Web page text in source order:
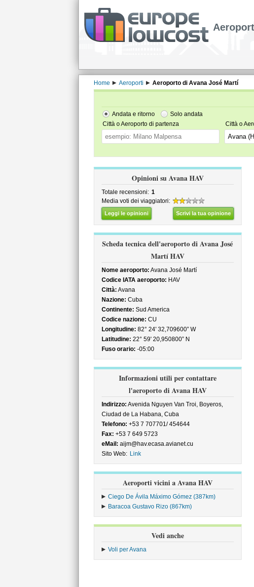
Home Aeroporti Aeroporto di Avana José Martí
Andata e ritorno
Solo andata
Città o Aeroporto di partenza
Città o
Opinioni su Avana HAV
Totale recensioni: 1
Media voti dei viaggiatori:
Leggi le opinioni Scrivi la tua opinione
Scheda tecnica dell'aeroporto di Avana José
Martí HAV
Nome aeroporto: Avana José Martí
Codice IATA aeroporto: HAV
Città: Avana
Nazione: Cuba
Continente: Sud America
Codice nazione: CU
Longitudine: 82° 24' 32,709600” W
Latitudine: 22° 59' 20,950800” N
Fuso orario: -05:00
Informazioni utili per contattare
l'aeroporto di Avana HAV
Indirizzo: Avenida Nguyen Van Troi, Boyeros,
Ciudad de La Habana, Cuba
Telefono: +53 7 707701/ 454644
Fax: +53 7 649 5723
eMail: aijm@hav.ecasa.avianet.cu
Sito Web: Link
Aeroporti vicini a Avana HAV
Ciego De Ávila Máximo Gómez (387km)
Baracoa Gustavo Rizo (867km)
Vedi anche
Voli per Avana